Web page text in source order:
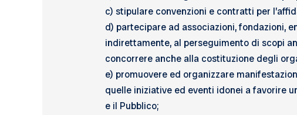
c) stipulare convenzioni e contratti per
d) partecipare ad associazioni, fondazioni,
indirettamente, al perseguimento di scopi
concorrere anche alla costituzione degli
e) promuovere ed organizzare
quelle iniziative ed eventi idonei a favorire
e il Pubblico;